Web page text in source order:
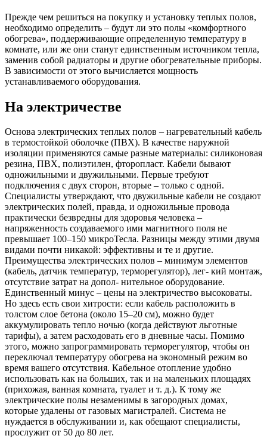
Прежде чем решиться на покупку и установку теплых полов,
необходимо определить – будут ли это полы «комфортного
обогрева», поддерживающие определенную температуру в
комнате, или же они станут единственным источником тепла,
заменив собой радиаторы и другие обогревательные приборы.
В зависимости от этого вычисляется мощность
устанавливаемого оборудования.
На электричестве
Основа электрических теплых полов – нагревательный кабель
в термостойкой оболочке (ПВХ). В качестве наружной
изоляции применяются самые разные материалы: силиконовая
резина, ПВХ, полиэтилен, фторопласт. Кабели бывают
одножильными и двужильными. Первые требуют
подключения с двух сторон, вторые – только с одной.
Специалисты утверждают, что двужильные кабели не создают
электрических полей, правда, и одножильные провода
практически безвредны для здоровья человека –
напряженность создаваемого ими магнитного поля не
превышает 100–150 микроТесла. Разницы между этими двумя
видами почти никакой: эффективны и те и другие.
Преимущества электрических полов – минимум элементов
(кабель, датчик температур, терморегулятор), лег- кий монтаж,
отсутствие затрат на допол- нительное оборудование.
Единственный минус – цены на электричество высоковаты.
Но здесь есть свои хитрости: если кабель расположить в
толстом слое бетона (около 15–20 см), можно будет
аккумулировать тепло ночью (когда действуют льготные
тарифы), а затем расходовать его в дневные часы. Помимо
этого, можно запрограммировать терморегулятор, чтобы он
переключал температуру обогрева на экономный режим во
время вашего отсутствия. Кабельное отопление удобно
использовать как на больших, так и на маленьких площадях
(прихожая, ванная комната, туалет и т. д.). К тому же
электрические полы незаменимы в загородных домах,
которые удалены от газовых магистралей. Система не
нуждается в обслуживании и, как обещают специалисты,
прослужит от 50 до 80 лет.